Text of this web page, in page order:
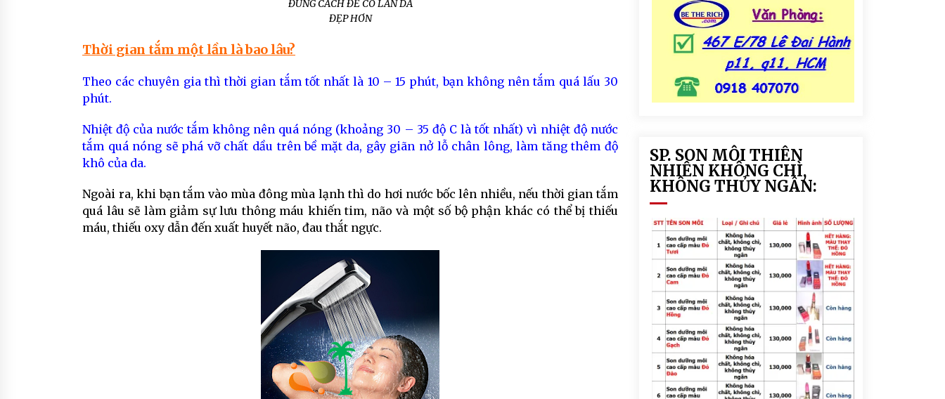
ĐÚNG CÁCH ĐỂ CÓ LÀN DA
ĐẸP HƠN
Thời gian tắm một lần là bao lâu?
Theo các chuyên gia thì thời gian tắm tốt nhất là 10 – 15 phút, bạn không nên tắm quá lấu 30
phút.
Nhiệt độ của nước tắm không nên quá nóng (khoảng 30 – 35 độ C là tốt nhất) vì nhiệt độ nước
tắm quá nóng sẽ phá vỡ chất dầu trên bề mặt da, gây giãn nở lỗ chân lông, làm tăng thêm độ
khô của da.
Ngoài ra, khi bạn tắm vào mùa đông mùa lạnh thì do hơi nước bốc lên nhiều, nếu thời gian tắm
quá lâu sẽ làm giảm sự lưu thông máu khiến tim, não và một số bộ phận khác có thể bị thiếu
máu, thiếu oxy dẫn đến xuất huyết não, đau thắt ngực.
SP. SON MÔI THIÊN
NHIÊN KHÔNG CHÌ,
KHÔNG THỦY NGÂN: